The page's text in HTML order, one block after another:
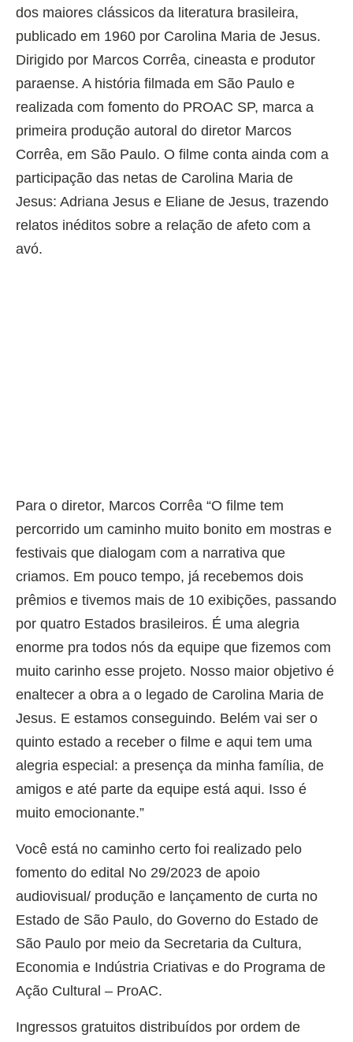
dos maiores clássicos da literatura brasileira,
publicado em 1960 por Carolina Maria de Jesus.
Dirigido por Marcos Corrêa, cineasta e produtor
paraense. A história filmada em São Paulo e
realizada com fomento do PROAC SP, marca a
primeira produção autoral do diretor Marcos
Corrêa, em São Paulo. O filme conta ainda com a
participação das netas de Carolina Maria de
Jesus: Adriana Jesus e Eliane de Jesus, trazendo
relatos inéditos sobre a relação de afeto com a
avó.
Para o diretor, Marcos Corrêa “O filme tem
percorrido um caminho muito bonito em mostras e
festivais que dialogam com a narrativa que
criamos. Em pouco tempo, já recebemos dois
prêmios e tivemos mais de 10 exibições, passando
por quatro Estados brasileiros. É uma alegria
enorme pra todos nós da equipe que fizemos com
muito carinho esse projeto. Nosso maior objetivo é
enaltecer a obra a o legado de Carolina Maria de
Jesus. E estamos conseguindo. Belém vai ser o
quinto estado a receber o filme e aqui tem uma
alegria especial: a presença da minha família, de
amigos e até parte da equipe está aqui. Isso é
muito emocionante.”
Você está no caminho certo foi realizado pelo
fomento do edital No 29/2023 de apoio
audiovisual/ produção e lançamento de curta no
Estado de São Paulo, do Governo do Estado de
São Paulo por meio da Secretaria da Cultura,
Economia e Indústria Criativas e do Programa de
Ação Cultural – ProAC.
Ingressos gratuitos distribuídos por ordem de